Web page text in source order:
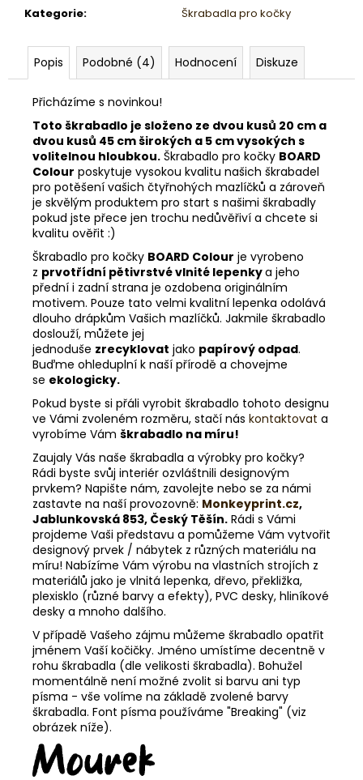
Kategorie: Škrabadla pro kočky
Popis Podobné (4) Hodnocení Diskuze
Přicházíme s novinkou!
Toto škrabadlo je složeno ze dvou kusů 20 cm a
dvou kusů 45 cm širokých a 5 cm vysokých s
volitelnou hloubkou. Škrabadlo pro kočky BOARD
Colour poskytuje vysokou kvalitu našich škrabadel
pro potěšení vašich čtyřnohých mazlíčků a zároveň
je skvělým produktem pro start s našimi škrabadly
pokud jste přece jen trochu nedůvěřiví a chcete si
kvalitu ověřit :)
Škrabadlo pro kočky BOARD Colour je vyrobeno
z prvotřídní pětivrstvé vlnité lepenkya jeho
přední i zadní strana je ozdobena originálním
motivem. Pouze tato velmi kvalitní lepenka odolává
dlouho drápkům Vašich mazlíčků. Jakmile škrabadlo
doslouží, můžete jej
jednoduše zrecyklovat jako papírový odpad.
Buďme ohleduplní k naší přírodě a chovejme
se ekologicky.
Pokud byste si přáli vyrobit škrabadlo tohoto designu
ve Vámi zvoleném rozměru, stačí nás kontaktovat a
vyrobíme Vám škrabadlo na míru!
Zaujaly Vás naše škrabadla a výrobky pro kočky?
Rádi byste svůj interiér ozvláštnili designovým
prvkem? Napište nám, zavolejte nebo se za námi
zastavte na naší provozovně: Monkeyprint.cz,
Jablunkovská 853, Český Těšín. Rádi s Vámi
projdeme Vaši představu a pomůžeme Vám vytvořit
designový prvek / nábytek z různých materiálu na
míru! Nabízíme Vám výrobu na vlastních strojích z
materiálů jako je vlnitá lepenka, dřevo, překližka,
plexisklo (různé barvy a efekty), PVC desky, hliníkové
desky a mnoho dalšího.
V případě Vašeho zájmu můžeme škrabadlo opatřit
jménem Vaší kočičky. Jméno umístíme decentně v
rohu škrabadla (dle velikosti škrabadla). Bohužel
momentálně není možné zvolit si barvu ani typ
písma - vše volíme na základě zvolené barvy
škrabadla. Font písma používáme "Breaking" (viz
obrázek níže).